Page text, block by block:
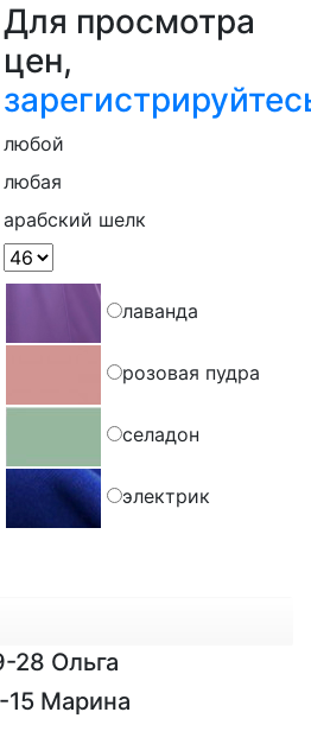
Для просмотра
цен,
любой
любая
арабский шелк
лаванда
розовая пудра
селадон
электрик
28 Ольга
15 Марина